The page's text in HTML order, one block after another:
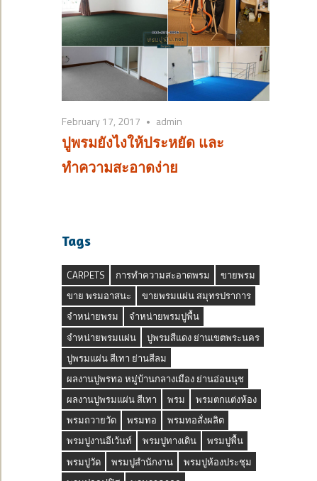
February 17, 2017 admin
ปูพรมยังไงให้ประหยัด และ
ทำความสะอาดง่าย
Tags
CARPETS การทำความสะอาดพรม
ขายพรม
ขาย พรมอาสนะ
ขายพรมแผ่น สมุทรปราการ
จำหน่ายพรม
จำหน่ายพรมปูพื้น
จำหน่ายพรมแผ่น
ปูพรมสีแดง ย่านเขตพระนคร
ปูพรมแผ่น สีเทา ย่านสีลม
ผลงานปูพรทอ หมู่บ้านกลางเมือง ย่านอ่อนนุช
ผลงานปูพรมแผ่น สีเทา
พรม
พรมตกแต่งห้อง
พรมถวายวัด
พรมทอ
พรมทอสั่งผลิต
พรมปูงานอีเว้นท์
พรมปูทางเดิน
พรมปูพื้น
พรมปูวัด
พรมปูสำนักงาน
พรมปูห้องประชุม